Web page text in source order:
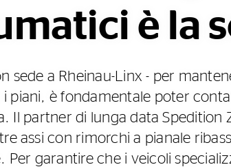
è la
sede a Rheinau-Linx - per
piani, è fondamentale poter
Il partner di lunga data Spedition
assi con rimorchi a pianale
Per garantire che i veicoli